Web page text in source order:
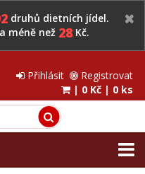
druhů dietních jídel.
méně než 28Kč.
Přihlásit
Registrovat
| 0 Kč | 0 ks